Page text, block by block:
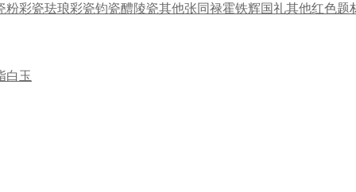
粉彩瓷珐琅彩瓷钧瓷醴陵瓷其他张同禄霍铁辉 国礼其他红色题
白玉